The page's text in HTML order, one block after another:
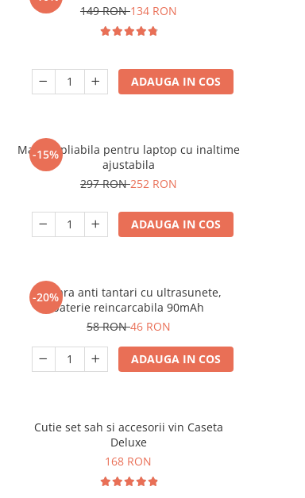
149 RON134 RON
ADAUGA IN COS
-15%
Masuta pliabila pentru laptop cu inaltime
ajustabila
297 RON252 RON
ADAUGA IN COS
-20%
Bratara anti tantari cu ultrasunete,
baterie reincarcabila 90mAh
58 RON46 RON
ADAUGA IN COS
Cutie set sah si accesorii vin Caseta
Deluxe
168 RON